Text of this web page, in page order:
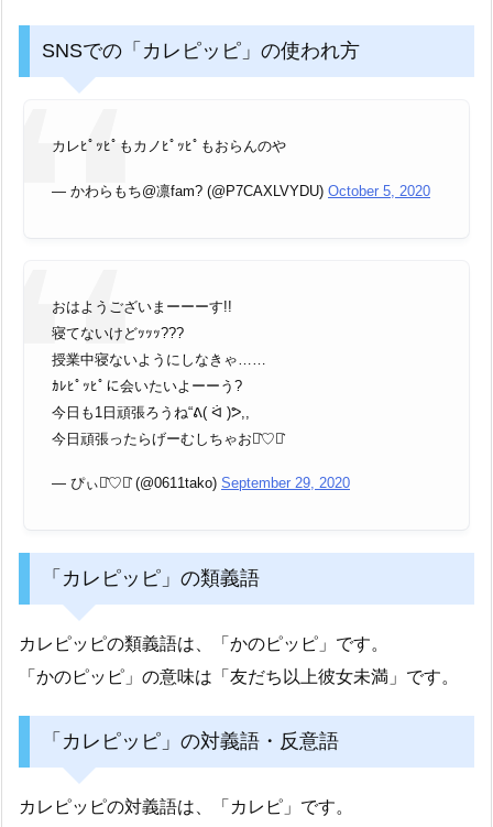
SNSでの「カレピッピ」の使われ方
カレﾋﾟｯﾋﾟもカノﾋﾟｯﾋﾟもおらんのや
— かわらもち@凛fam? (@P7CAXLVYDU) October 5, 2020
おはようございまーーーす!!
寝てないけどｯｯｯ???
授業中寝ないようにしなきゃ……
ｶﾚﾋﾟｯﾋﾟに会いたいよーーう?
今日も1日頑張ろうね“ᕕ( ᐛ )ᕗ,,
今日頑張ったらげーむしちゃお⋆͛♡⋆͛
— ぴぃ⋆͛♡⋆͛ (@0611tako) September 29, 2020
「カレピッピ」の類義語
カレピッピの類義語は、「かのピッピ」です。
「かのピッピ」の意味は「友だち以上彼女未満」です。
「カレピッピ」の対義語・反意語
カレピッピの対義語は、「カレピ」です。